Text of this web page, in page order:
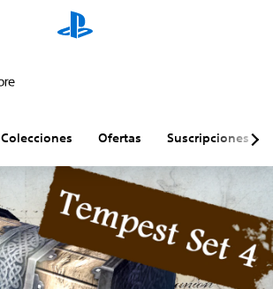
Colecciones Ofertas Suscripciones